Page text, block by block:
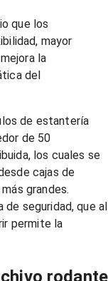
que los
mayor
la
del
de estantería
de 50
los cuales se
cajas de
grandes.
seguridad, que al
permite la
rodante